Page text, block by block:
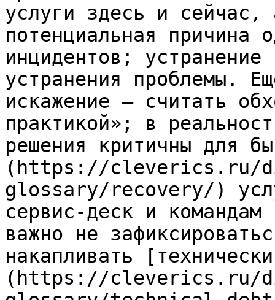
услуги здесь и сейчас,
потенциальная причина
инцидентов;
устранения проблемы.
искажение — считать
практикой»; в
решения критичны для
(https://cleverics.ru/
glossary/recovery/)
сервис-деск и
важно не
накапливать
(https://cleverics.ru/